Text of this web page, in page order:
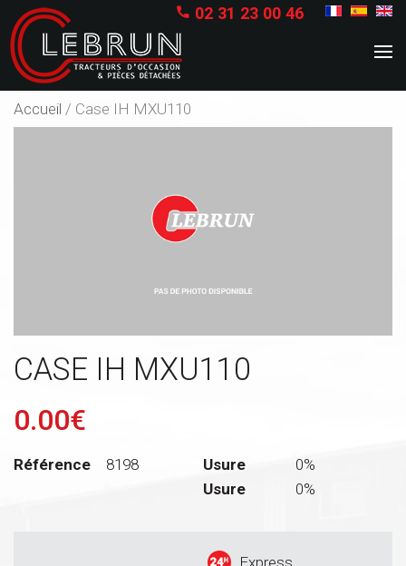
 02 31 23 00 46
Accueil / Case IH MXU110
CASE IH MXU110
0.00€
Référence 8198 Usure
0%
Usure
0%